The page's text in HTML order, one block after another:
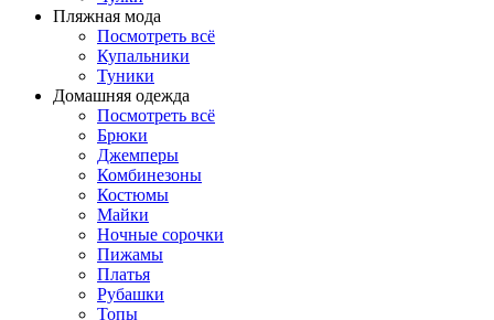
Пляжная мода
Посмотреть всё
Купальники
Туники
Домашняя одежда
Посмотреть всё
Брюки
Джемперы
Комбинезоны
Костюмы
Майки
Ночные сорочки
Пижамы
Платья
Рубашки
Топы